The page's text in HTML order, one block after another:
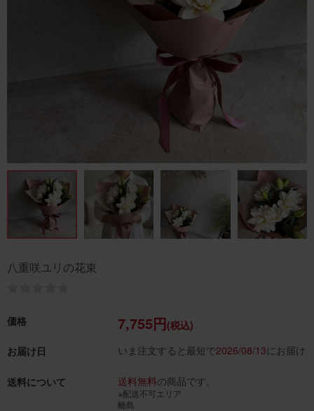
八重咲ユリの花束
価格 7,755円(税込)
お届け日
いま注文すると最短で2026/08/13にお届け
送料について 送料無料の商品です。
※配送不可エリア
離島